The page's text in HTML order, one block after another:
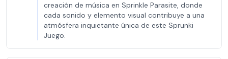
creación de música en Sprinkle Parasite, donde
cada sonido y elemento visual contribuye a una
atmósfera inquietante única de este Sprunki
Juego.